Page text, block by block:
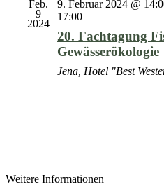
Feb.
9
2024
9. Februar 2024 @
17:00
20. Fachtagung
Gewässerökologie
Jena, Hotel "Best
Weitere Informationen